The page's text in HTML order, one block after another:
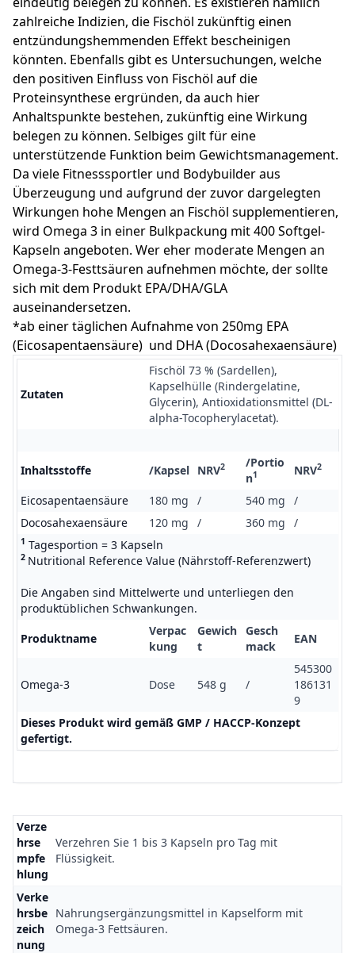
zahlreiche Indizien, die Fischöl zukünftig einen
entzündungshemmenden Effekt bescheinigen
könnten. Ebenfalls gibt es Untersuchungen, welche
den positiven Einfluss von Fischöl auf die
Proteinsynthese ergründen, da auch hier
Anhaltspunkte bestehen, zukünftig eine Wirkung
belegen zu können. Selbiges gilt für eine
unterstützende Funktion beim Gewichtsmanagement.
Da viele Fitnesssportler und Bodybuilder aus
Überzeugung und aufgrund der zuvor dargelegten
Wirkungen hohe Mengen an Fischöl supplementieren,
wird Omega 3 in einer Bulkpackung mit 400 Softgel-
Kapseln angeboten. Wer eher moderate Mengen an
Omega-3-Festtsäuren aufnehmen möchte, der sollte
sich mit dem Produkt EPA/DHA/GLA
auseinandersetzen.
*ab einer täglichen Aufnahme von 250mg EPA
(Eicosapentaensäure) und DHA (Docosahexaensäure)
Zutaten
Fischöl 73 % (Sardellen),
Kapselhülle (Rindergelatine,
Glycerin), Antioxidations­mittel (DL-
alpha-Tocopherylacetat).
Inhaltsstoffe /Kapsel NRV2
/Portio
n1 NRV2
Eicosapentaensäure 180 mg / 540 mg
/
Docosahexaensäure
120 mg / 360 mg /
1 Tagesportion = 3 Kapseln
2 Nutritional Reference Value (Nährstoff-Referenzwert)
Die Angaben sind Mittelwerte und unterliegen den
produktüblichen Schwankungen.
Produktname
Verpac
kung
Gewich
t
Gesch
mack
EAN
Omega-3 Dose 548 g /
545300
186131
9
Dieses Produkt wird gemäß GMP / HACCP-Konzept
gefertigt.
Verze
hrse
mpfe
hlung
Verzehren Sie 1 bis 3 Kapseln pro Tag mit
Flüssigkeit.
Verke
hrsbe
zeich
nung
Nahrungsergänzungsmittel in Kapselform mit
Omega-3 Fettsäuren.